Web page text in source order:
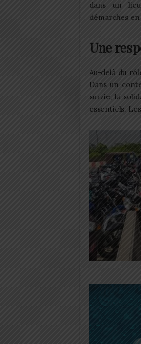
dans un
démarches
Une
Au-delà du
Dans un
survie, la
essentiels.